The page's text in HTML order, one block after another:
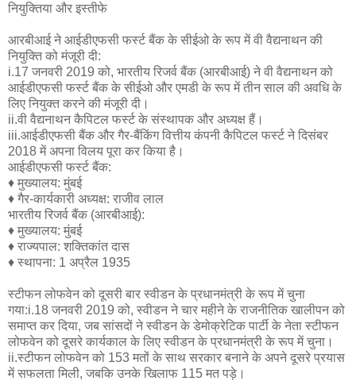
नियुक्तिया और इस्तीफे
आरबीआई ने आईडीएफसी फर्स्ट बैंक के सीईओ के रूप में वी वैद्यनाथन की
नियुक्ति को मंजूरी दी:
i.17 जनवरी 2019 को, भारतीय रिजर्व बैंक (आरबीआई) ने वी वैद्यनाथन को
आईडीएफसी फर्स्ट बैंक के सीईओ और एमडी के रूप में तीन साल की अवधि के
लिए नियुक्त करने की मंजूरी दी।
ii.वी वैद्यनाथन कैपिटल फर्स्ट के संस्थापक और अध्यक्ष हैं।
iii.आईडीएफसी बैंक और गैर-बैंकिंग वित्तीय कंपनी कैपिटल फर्स्ट ने दिसंबर
2018 में अपना विलय पूरा कर किया है।
आईडीएफसी फर्स्ट बैंक:
♦ मुख्यालय: मुंबई
♦ गैर-कार्यकारी अध्यक्ष: राजीव लाल
भारतीय रिजर्व बैंक (आरबीआई):
♦ मुख्यालय: मुंबई
♦ राज्यपाल: शक्तिकांत दास
♦ स्थापना: 1 अप्रैल 1935
स्टीफन लोफवेन को दूसरी बार स्वीडन के प्रधानमंत्री के रूप में चुना
गया:i.18 जनवरी 2019 को, स्वीडन ने चार महीने के राजनीतिक खालीपन को
समाप्त कर दिया, जब सांसदों ने स्वीडन के डेमोक्रेटिक पार्टी के नेता स्टीफन
लोफवेन को दूसरे कार्यकाल के लिए स्वीडन के प्रधानमंत्री के रूप में चुना।
ii.स्टीफन लोफवेन को 153 मतों के साथ सरकार बनाने के अपने दूसरे प्रयास
में सफलता मिली, जबकि उनके खिलाफ 115 मत पड़े।